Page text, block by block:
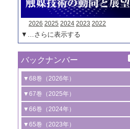
2026 2025 2024 2023 2022
▼…さらに表示する
バックナンバー
▼68巻（2026年）
1号 過酸化水素合成に関する研究動向
2号 コンピューター技術により加速する
触媒開発
▼67巻（2025年）
1号 CO
水素化によるグリーン燃料/グリ
ーンケミカル製造
▼66巻（2024年）
1号 低次元ナノ構造を有する触媒材料
▼65巻（2023年）